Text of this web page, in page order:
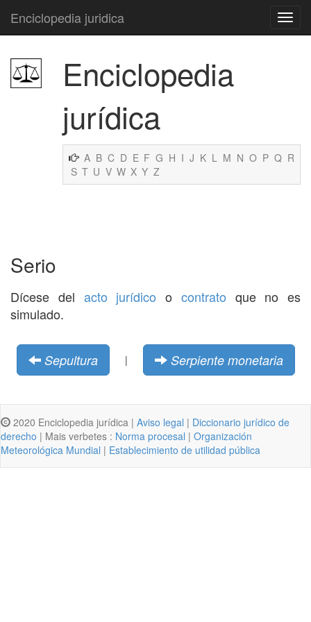
Enciclopedia juridica
Enciclopedia
jurídica
A B C D E F G H I J K L M N O P Q R
S T U V W X Y Z
Serio
Dícese del acto jurídico o contrato que no es
simulado.
Sepultura | Serpiente monetaria
2020 Enciclopedia jurídica | Aviso legal | Diccionario jurídico de
derecho | Mais verbetes : Norma procesal | Organización
Meteorológica Mundial | Establecimiento de utilidad pública